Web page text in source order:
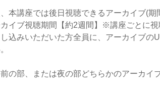
、本講座では後日視聴できるアーカイブ(期
イブ視聴期間【約2週間】※講座ごとに視
込みいただいた方全員に、アーカイブの
の部、または夜の部どちらかのアーカイ